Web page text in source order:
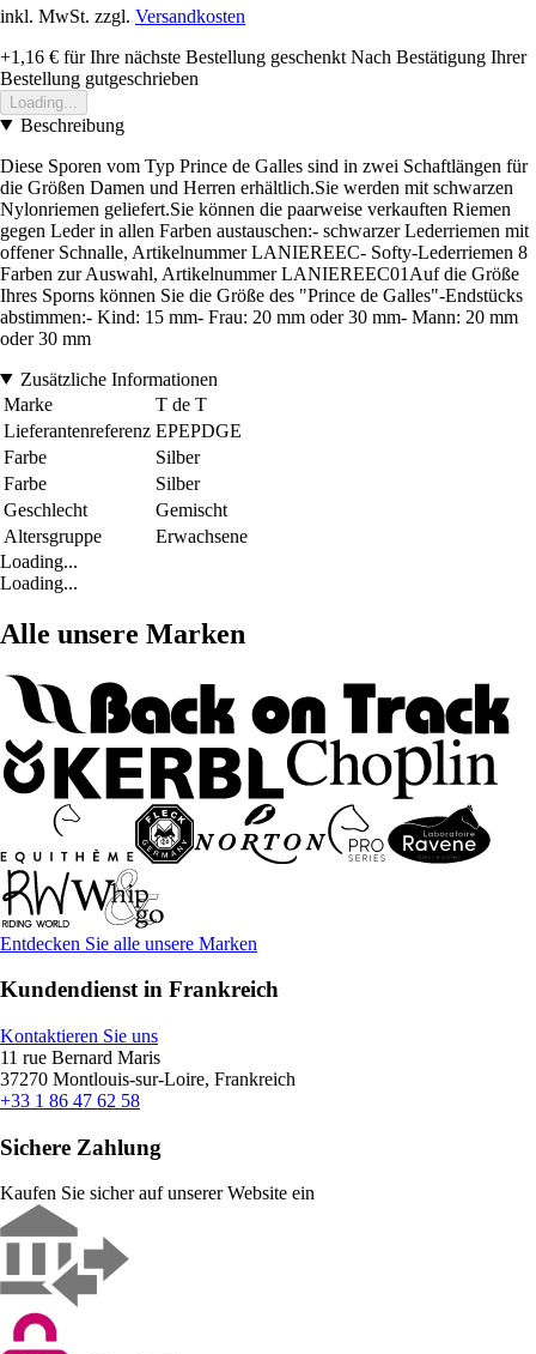
inkl. MwSt. zzgl. Versandkosten
+1,16 € für Ihre nächste Bestellung geschenkt Nach Bestätigung Ihrer
Bestellung gutgeschrieben
Loading...
Beschreibung
Diese Sporen vom Typ Prince de Galles sind in zwei Schaftlängen für
die Größen Damen und Herren erhältlich.Sie werden mit schwarzen
Nylonriemen geliefert.Sie können die paarweise verkauften Riemen
gegen Leder in allen Farben austauschen:- schwarzer Lederriemen mit
offener Schnalle, Artikelnummer LANIEREEC- Softy-Lederriemen 8
Farben zur Auswahl, Artikelnummer LANIEREEC01Auf die Größe
Ihres Sporns können Sie die Größe des "Prince de Galles"-Endstücks
abstimmen:- Kind: 15 mm- Frau: 20 mm oder 30 mm- Mann: 20 mm
oder 30 mm
Zusätzliche Informationen
Marke
T de T
Lieferantenreferenz EPEPDGE
Farbe
Silber
Farbe
Silber
Geschlecht
Gemischt
Altersgruppe
Erwachsene
Loading...
Loading...
Alle unsere Marken
Entdecken Sie alle unsere Marken
Kundendienst in Frankreich
Kontaktieren Sie uns
11 rue Bernard Maris
37270 Montlouis-sur-Loire, Frankreich
+33 1 86 47 62 58
Sichere Zahlung
Kaufen Sie sicher auf unserer Website ein